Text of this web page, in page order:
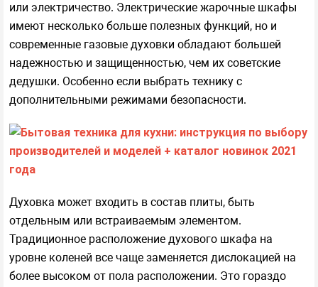
или электричество. Электрические жарочные шкафы
имеют несколько больше полезных функций, но и
современные газовые духовки обладают большей
надежностью и защищенностью, чем их советские
дедушки. Особенно если выбрать технику с
дополнительными режимами безопасности.
Духовка может входить в состав плиты, быть
отдельным или встраиваемым элементом.
Традиционное расположение духового шкафа на
уровне коленей все чаще заменяется дислокацией на
более высоком от пола расположении. Это гораздо